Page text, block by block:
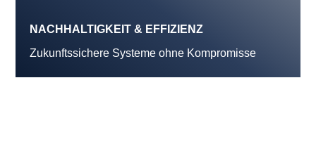
NACHHALTIGKEIT & EFFIZIENZ
Zukunftssichere Systeme ohne Kompromisse